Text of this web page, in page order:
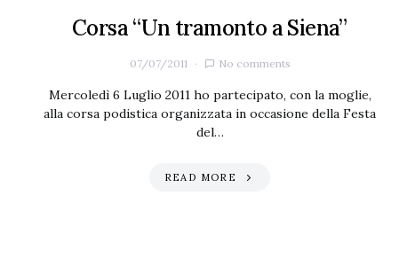
Corsa “Un tramonto a Siena”
07/07/2011 No comments
Mercoledì 6 Luglio 2011 ho partecipato, con la moglie,
alla corsa podistica organizzata in occasione della Festa
del…
READ MORE